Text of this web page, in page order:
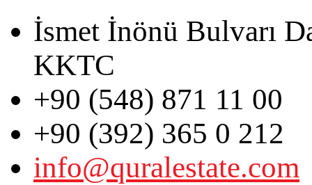
İsmet İnönü Bulvarı
KKTC
+90 (548) 871 11 00
+90 (392) 365 0 212
info@quralestate.com